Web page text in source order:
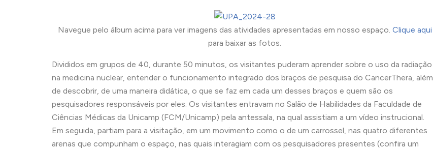
Navegue pelo álbum acima para ver imagens das atividades apresentadas em nosso espaço. Clique aqui
para baixar as fotos.
Divididos em grupos de 40, durante 50 minutos, os visitantes puderam aprender sobre o uso da radiação
na medicina nuclear, entender o funcionamento integrado dos braços de pesquisa do CancerThera, além
de descobrir, de uma maneira didática, o que se faz em cada um desses braços e quem são os
pesquisadores responsáveis por eles. Os visitantes entravam no Salão de Habilidades da Faculdade de
Ciências Médicas da Unicamp (FCM/Unicamp) pela antessala, na qual assistiam a um vídeo instrucional.
Em seguida, partiam para a visitação, em um movimento como o de um carrossel, nas quatro diferentes
arenas que compunham o espaço, nas quais interagiam com os pesquisadores presentes (confira um